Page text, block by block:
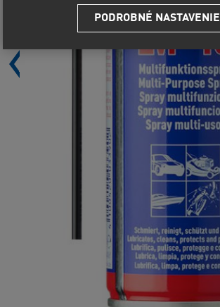
PODROBNÉ NASTAVENIE